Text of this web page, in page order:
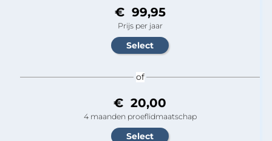
€ 99,95
Prijs per jaar
of
€ 20,00
4 maanden proeflidmaatschap